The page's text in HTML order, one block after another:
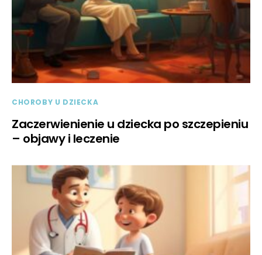
CHOROBY U DZIECKA
Zaczerwienienie u dziecka po szczepieniu
– objawy i leczenie